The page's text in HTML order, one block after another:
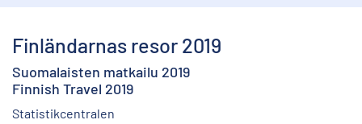
Finländarnas resor 2019
Suomalaisten matkailu 2019
Finnish Travel 2019
Statistikcentralen